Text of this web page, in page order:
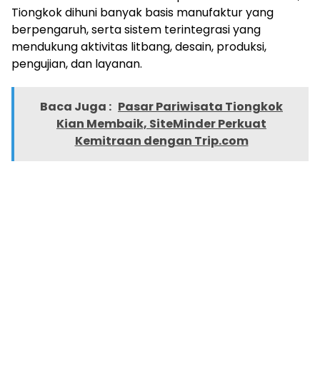
Tiongkok dihuni banyak basis manufaktur yang
berpengaruh, serta sistem terintegrasi yang
mendukung aktivitas litbang, desain, produksi,
pengujian, dan layanan.
Baca Juga : Pasar Pariwisata Tiongkok
Kian Membaik, SiteMinder Perkuat
Kemitraan dengan Trip.com